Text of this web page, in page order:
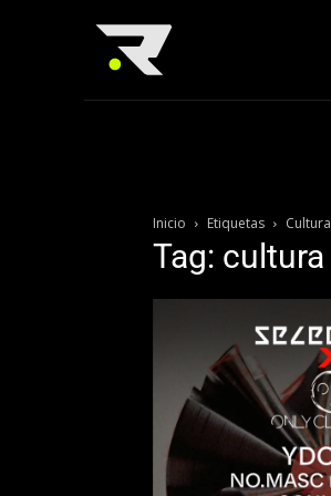
Inicio Etiquetas Cultura
Tag: cultura